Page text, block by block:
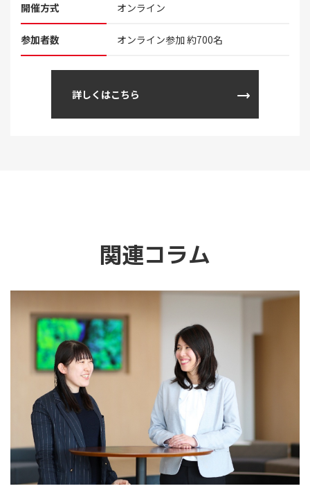
開催方式 オンライン
参加者数 オンライン参加 約700名
詳しくはこちら
関連コラム